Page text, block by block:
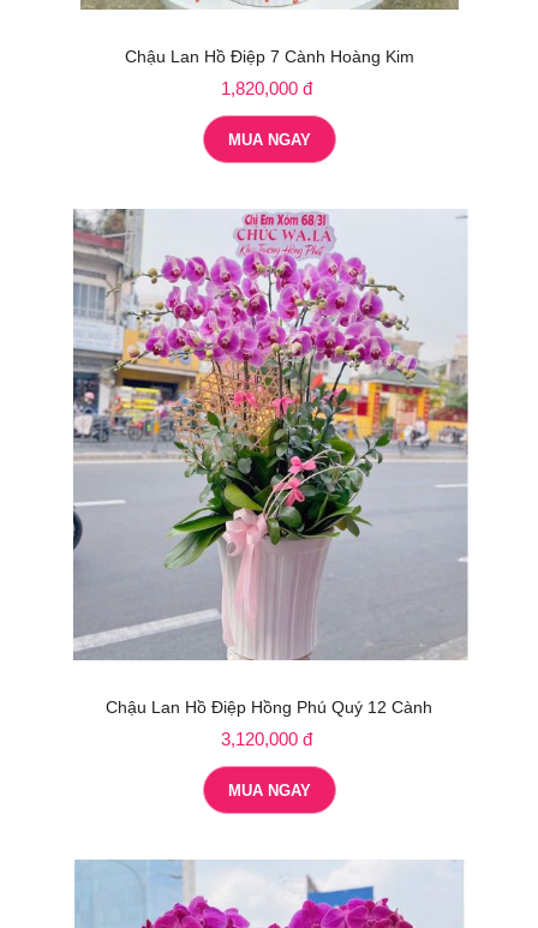
Chậu Lan Hồ Điệp 7 Cành Hoàng Kim
1,820,000 đ
MUA NGAY
Chậu Lan Hồ Điệp Hồng Phú Quý 12 Cành
3,120,000 đ
MUA NGAY